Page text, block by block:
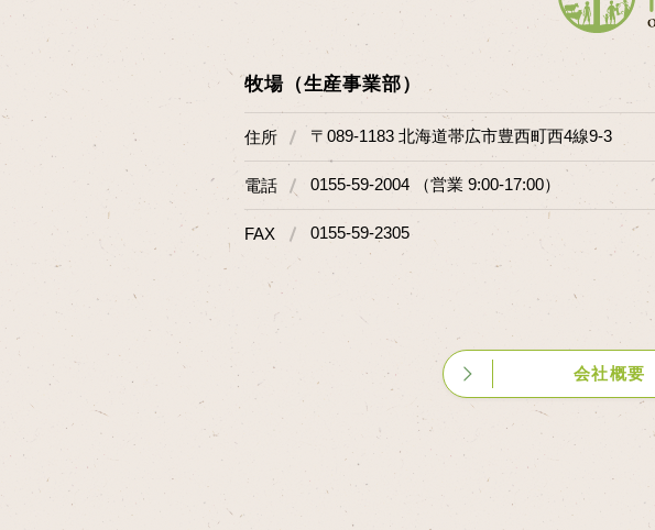
牧場（生産事業部）
住所 〒089-1183 北海道帯広市豊西町西4線9-3
電話 0155-59-2004 （営業 9:00-17:00）
FAX 0155-59-2305
会社概要